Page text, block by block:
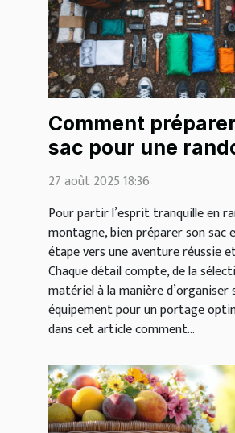
Comment
sac pour une
en montagne ?
27 août 2025 18:36
Pour partir l’esprit tranquille en
montagne, bien préparer son sac
étape vers une aventure réussie
Chaque détail compte, de la
matériel à la manière d’organiser
équipement pour un portage
dans cet article comment...